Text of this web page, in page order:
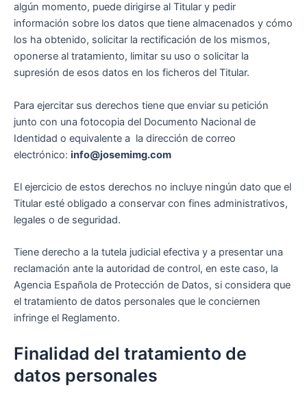
algún momento, puede dirigirse al Titular y pedir
información sobre los datos que tiene almacenados y cómo
los ha obtenido, solicitar la rectificación de los mismos,
oponerse al tratamiento, limitar su uso o solicitar la
supresión de esos datos en los ficheros del Titular.
Para ejercitar sus derechos tiene que enviar su petición
junto con una fotocopia del Documento Nacional de
Identidad o equivalente a la dirección de correo
electrónico: info@josemimg.com
El ejercicio de estos derechos no incluye ningún dato que el
Titular esté obligado a conservar con fines administrativos,
legales o de seguridad.
Tiene derecho a la tutela judicial efectiva y a presentar una
reclamación ante la autoridad de control, en este caso, la
Agencia Española de Protección de Datos, si considera que
el tratamiento de datos personales que le conciernen
infringe el Reglamento.
Finalidad del tratamiento de
datos personales